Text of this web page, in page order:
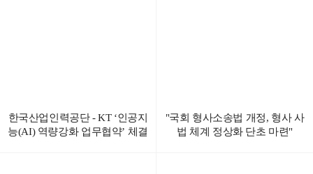
한국산업인력공단 - KT ‘인공지
능(AI) 역량강화 업무협약’ 체결
"국회 형사소송법 개정, 형사 사
법 체계 정상화 단초 마련"